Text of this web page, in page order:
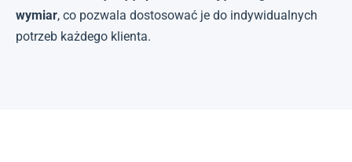
wymiar, co pozwala dostosować je do indywidualnych
potrzeb każdego klienta.